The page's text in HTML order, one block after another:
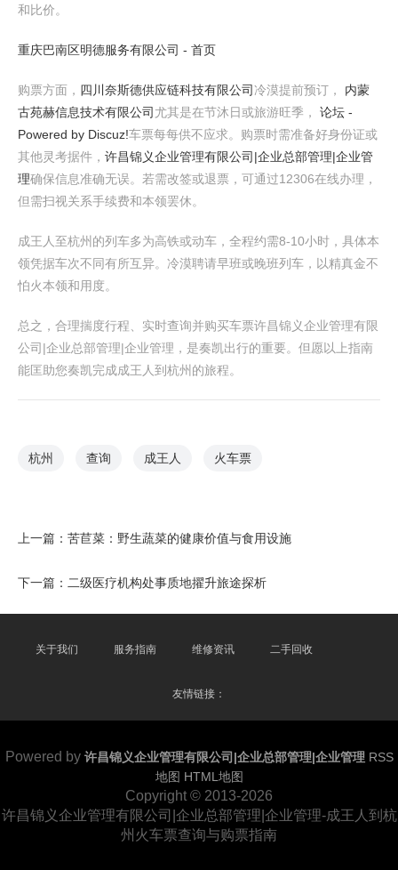
和比价。
重庆巴南区明德服务有限公司 - 首页
购票方面， 四川奈斯德供应链科技有限公司冷漠提前预订， 内蒙
古苑赫信息技术有限公司 尤其是在节沐日或旅游旺季， 论坛 -
Powered by Discuz!车票每每供不应求。购票时需准备好身份证或
其他灵考据件， 许昌锦义企业管理有限公司|企业总部管理|企业管
理确保信息准确无误。若需改签或退票，可通过12306在线办理，
但需扫视关系手续费和本领罢休。
成王人至杭州的列车多为高铁或动车，全程约需8-10小时，具体本
领凭据车次不同有所互异。冷漠聘请早班或晚班列车，以精真金不
怕火本领和用度。
总之，合理揣度行程、实时查询并购买车票许昌锦义企业管理有限
公司|企业总部管理|企业管理，是奏凯出行的重要。但愿以上指南
能匡助您奏凯完成成王人到杭州的旅程。
杭州 查询 成王人 火车票
上一篇： 苦苣菜：野生蔬菜的健康价值与食用设施
下一篇： 二级医疗机构处事质地擢升旅途探析
关于我们 服务指南 维修资讯 二手回收
友情链接：
Powered by 许昌锦义企业管理有限公司|企业总部管理|企业管理 RSS
地图 HTML地图
Copyright © 2013-2026
许昌锦义企业管理有限公司|企业总部管理|企业管理-成王人到杭
州火车票查询与购票指南